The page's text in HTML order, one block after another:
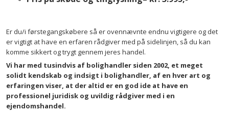
Er du/i førstegangskøbere så er ovennævnte endnu vigtigere og det
er vigtigt at have en erfaren rådgiver med på sidelinjen, så du kan
komme sikkert og trygt gennem jeres handel.
Vi har med tusindvis af bolighandler siden 2002, et meget
solidt kendskab og indsigt i bolighandler, af en hver art og
erfaringen viser, at der altid er en god ide at have en
professionel juridisk og uvildig rådgiver med i en
ejendomshandel.